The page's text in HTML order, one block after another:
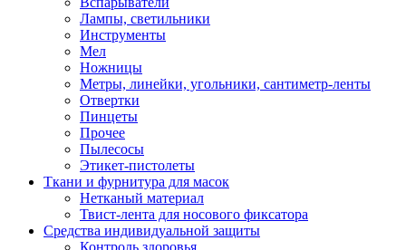
Лампы, светильники
Инструменты
Мел
Ножницы
Метры, линейки, угольники, сантиметр-ленты
Отвертки
Пинцеты
Прочее
Пылесосы
Этикет-пистолеты
Ткани и фурнитура для масок
Нетканый материал
Твист-лента для носового фиксатора
Средства индивидуальной защиты
Контроль здоровья